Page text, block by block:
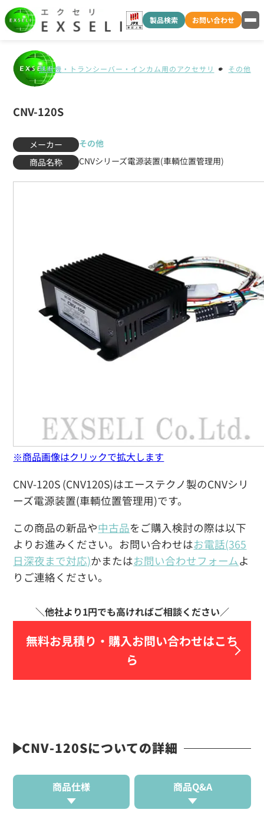
製品検索 お問い合わせ
無線機・トランシーバー・インカム用のアクセサリ その他
CNV-120S
メーカー
その他
商品名称
CNVシリーズ電源装置(車輌位置管理用)
CNV-120S (CNV120S)はエーステクノ製のCNVシリ
ーズ電源装置(車輌位置管理用)です。
この商品の新品や中古品をご購入検討の際は以下
よりお進みください。お問い合わせはお電話(365
日深夜まで対応)かまたはお問い合わせフォームよ
りご連絡ください。
無料お見積り・ 購入お問い合わせはこち
ら
※商品画像はクリックで拡大します
CNV-120Sについての詳細
商品仕様 商品Q&A